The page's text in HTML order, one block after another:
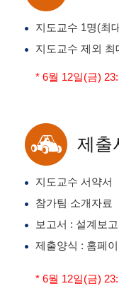
지도교수 1명(최
지도교수 제외
* 6월 12일(금)
제출
지도교수 서약서
참가팀 소개자료
보고서 : 설계보
제출양식 : 홈페
* 6월 12일(금)